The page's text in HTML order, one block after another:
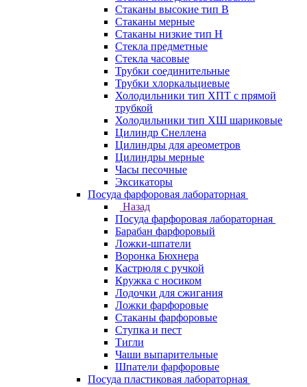
Стаканы высокие тип В
Стаканы мерные
Стаканы низкие тип Н
Стекла предметные
Стекла часовые
Трубки соединительные
Трубки хлоркальциевые
Холодильники тип ХПТ с прямой
трубкой
Холодильники тип ХШ шариковые
Цилиндр Снеллена
Цилиндры для ареометров
Цилиндры мерные
Часы песочные
Эксикаторы
Посуда фарфоровая лабораторная
Назад
Посуда фарфоровая лабораторная
Барабан фарфоровый
Ложки-шпатели
Воронка Бюхнера
Кастрюля с ручкой
Кружка с носиком
Лодочки для сжигания
Ложки фарфоровые
Стаканы фарфоровые
Ступка и пест
Тигли
Чаши выпарительные
Шпатели фарфоровые
Посуда пластиковая лабораторная